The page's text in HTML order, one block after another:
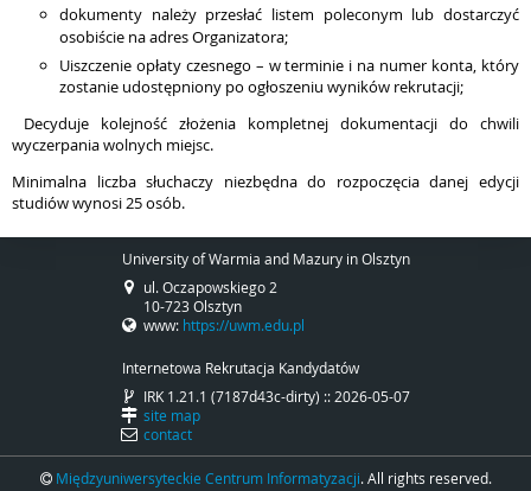
dokumenty należy przesłać listem poleconym lub dostarczyć
osobiście na adres Organizatora;
Uiszczenie opłaty czesnego – w terminie i na numer konta, który
zostanie udostępniony po ogłoszeniu wyników rekrutacji;
Decyduje kolejność złożenia kompletnej dokumentacji do chwili
wyczerpania wolnych miejsc.
Minimalna liczba słuchaczy niezbędna do rozpoczęcia danej edycji
studiów wynosi 25 osób.
University of Warmia and Mazury in Olsztyn
ul. Oczapowskiego 2
10-723 Olsztyn
www: https://uwm.edu.pl
Internetowa Rekrutacja Kandydatów
IRK 1.21.1 (7187d43c-dirty) :: 2026-05-07
site map
contact
Międzyuniwersyteckie Centrum Informatyzacji. All rights reserved.